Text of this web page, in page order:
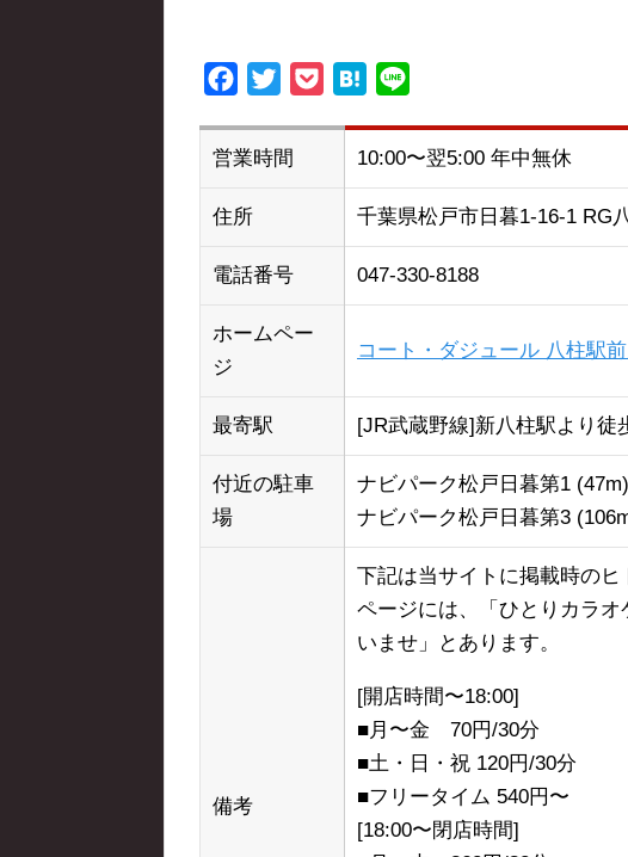
Facebook
Twitter PocketHatena
営業時間 10:00〜翌5:00 年中無休
住所 千葉県松戸市日暮1-16-1 RG
電話番号 047-330-8188
ホームペー
ジ
コート・ダジュール 八柱駅
最寄駅 [JR武蔵野線]新八柱駅より徒
付近の駐車
場
ナビパーク松戸日暮第1 (47m)
ナビパーク松戸日暮第3
備考
下記は当サイトに掲載時の
ページには、「ひとりカラ
いませ」とあります。
[開店時間〜18:00]
■月〜金 70円/30分
■土・日・祝 120円/30分
■フリータイム 540円〜
[18:00〜閉店時間]